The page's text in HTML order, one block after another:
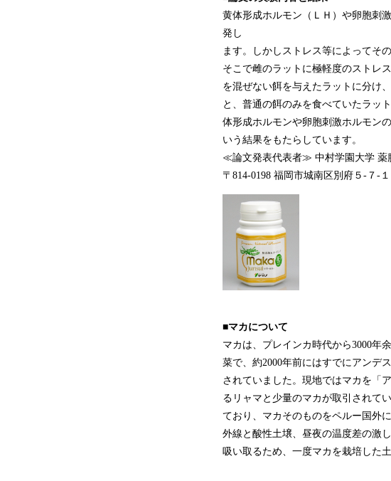
黄体形成ホルモン（ＬＨ）や卵胞刺
発し
ます。しかしストレス等によってそ
そこで雌のラットに極軽度のストレ
を混ぜない餌を与えたラットに分け
と、普通の餌のみを食べていたラッ
体形成ホルモンや卵胞刺激ホルモン
いう結果をもたらしています。
≪論文発表代表者≫ 中村学園大学 薬
〒814-0198 福岡市城南区別府５-７-
■マカについて
マカは、プレインカ時代から3000年
菜で、約2000年前にはすでにアンデ
されていました。現地ではマカを「
るリャマと少量のマカが取引されて
ており、マカそのものをペルー国外
外線と酸性土壌、昼夜の温度差の激
吸い取るため、一度マカを栽培した